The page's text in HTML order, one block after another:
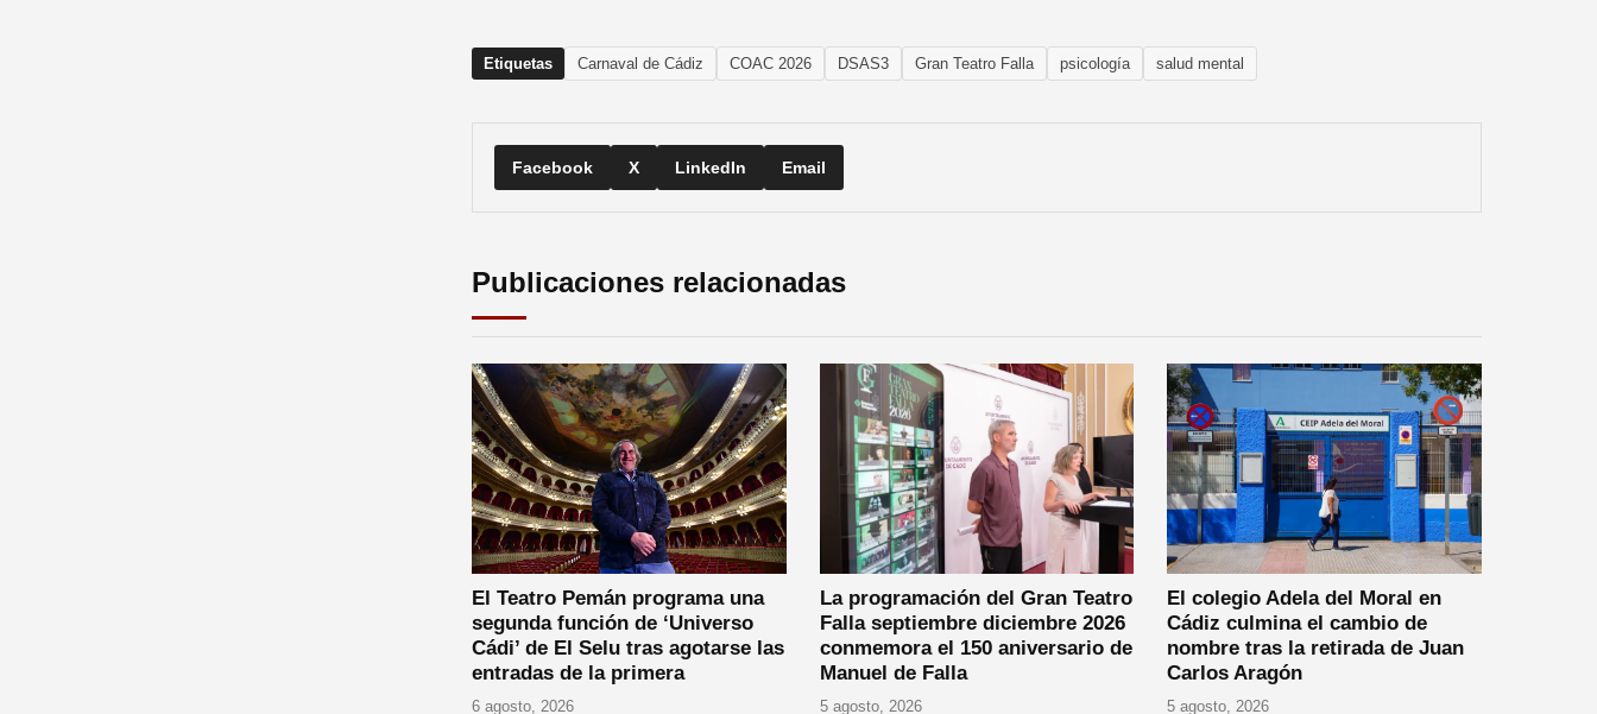
Etiquetas Carnaval de Cádiz COAC 2026 DSAS3 Gran Teatro Falla psicología salud mental
Facebook X LinkedIn Email
Publicaciones relacionadas
El Teatro Pemán programa una
segunda función de ‘Universo
Cádi’ de El Selu tras agotarse las
entradas de la primera
6 agosto, 2026
La programación del Gran Teatro
Falla septiembre diciembre 2026
conmemora el 150 aniversario de
Manuel de Falla
5 agosto, 2026
El colegio Adela del Moral en
Cádiz culmina el cambio de
nombre tras la retirada de Juan
Carlos Aragón
5 agosto, 2026